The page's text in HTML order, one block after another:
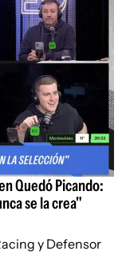
Quedó Picando:
se la crea"